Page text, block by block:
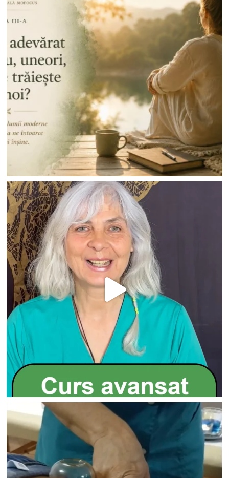
Nu ai niciun produs în coș.
Go To Shop